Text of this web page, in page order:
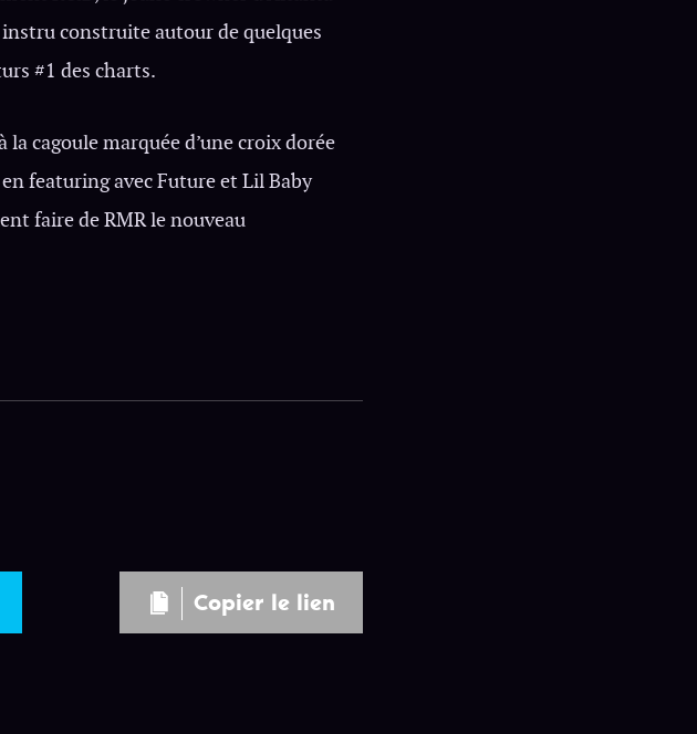
construite autour de quelques
#1 des charts.
cagoule marquée d’une croix dorée
featuring avec Future et Lil Baby
faire de RMR le nouveau
Copier le lien